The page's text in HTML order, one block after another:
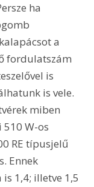
ha
a
fordulatszám
is
is vele.
miben
W-os
RE típusjelű
Ennek
1,4; illetve 1,5